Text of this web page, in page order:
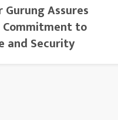
Assures
Commitment to
and Security